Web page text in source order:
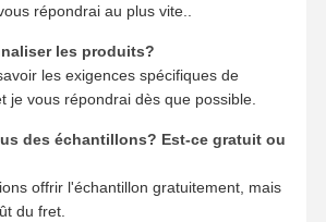
répondrai au plus vite..
les produits?
les exigences spécifiques de
je vous répondrai dès que possible.
des échantillons? Est-ce gratuit ou
offrir l'échantillon gratuitement, mais
du fret.